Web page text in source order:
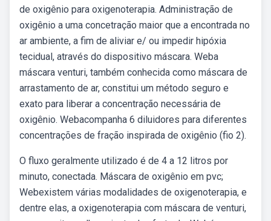
de oxigênio para oxigenoterapia. Administração de
oxigênio a uma concetração maior que a encontrada no
ar ambiente, a fim de aliviar e/ ou impedir hipóxia
tecidual, através do dispositivo máscara. Weba
máscara venturi, também conhecida como máscara de
arrastamento de ar, constitui um método seguro e
exato para liberar a concentração necessária de
oxigênio. Webacompanha 6 diluidores para diferentes
concentrações de fração inspirada de oxigênio (fio 2).
O fluxo geralmente utilizado é de 4 a 12 litros por
minuto, conectada. Máscara de oxigênio em pvc;
Webexistem várias modalidades de oxigenoterapia, e
dentre elas, a oxigenoterapia com máscara de venturi,